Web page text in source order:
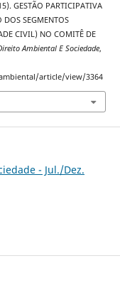
GESTÃO PARTICIPATIVA
DOS SEGMENTOS
CIVIL) NO COMITÊ DE
Ambiental E Sociedade,
article/view/3364
- Jul./Dez.